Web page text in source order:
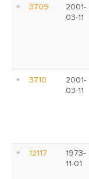
3709
2001-
03-11
3710
2001-
03-11
12117
1973-
11-01